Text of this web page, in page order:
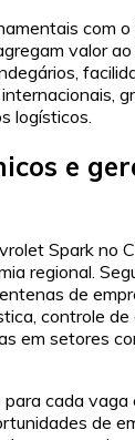
com
valor
logísticos.
e
Spark no
regional.
de
controle
em setores
cada
de